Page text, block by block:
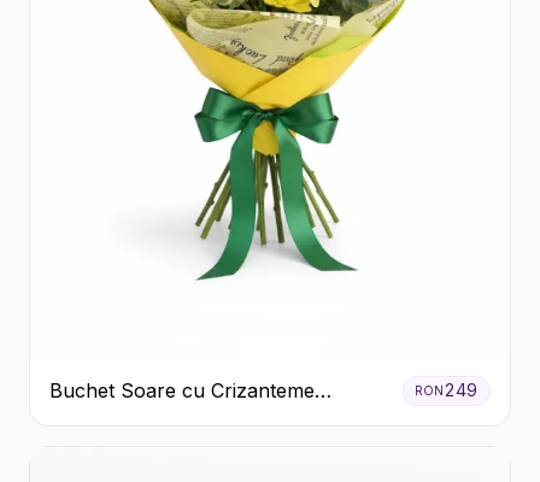
Buchet Soare cu Crizanteme
Galbene și Trandafiri Albi
RON249